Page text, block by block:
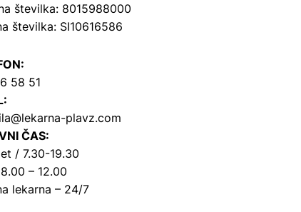
številka: 8015988000
številka: SI10616586
58 51
plavz.com
ČAS:
/ 7.30-19.30
– 12.00
lekarna – 24/7